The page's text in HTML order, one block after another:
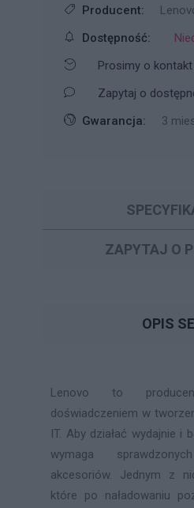
Producent:
Dostępność:
Prosimy o kontakt
Zapytaj o
Gwarancja:
3
ZAPYTAJ O
OPIS
Lenovo to
doświadczeniem w
IT. Aby działać wydajnie i
wymaga
akcesoriów. Jednym z
które po naładowaniu